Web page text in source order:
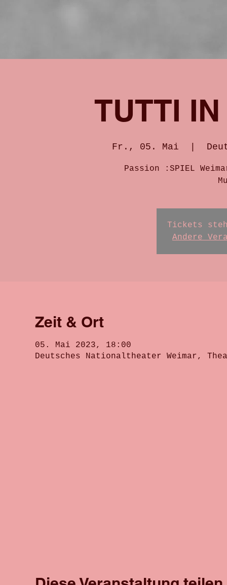
TUTTI
Fr., 05. Mai
Passion :SPIEL
Tickets
Andere
Zeit & Ort
05. Mai 2023, 18:00
Deutsches Nationaltheater Weimar,